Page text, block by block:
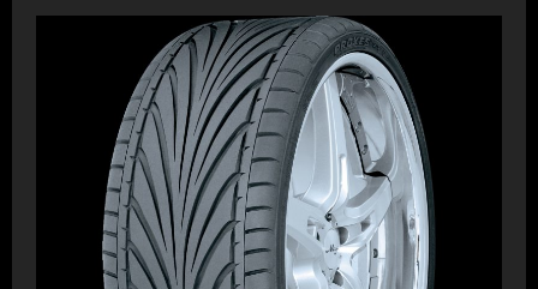
Малярный
скотч:
Ваш
незаменимый
помощник
при
ремонтных
работах